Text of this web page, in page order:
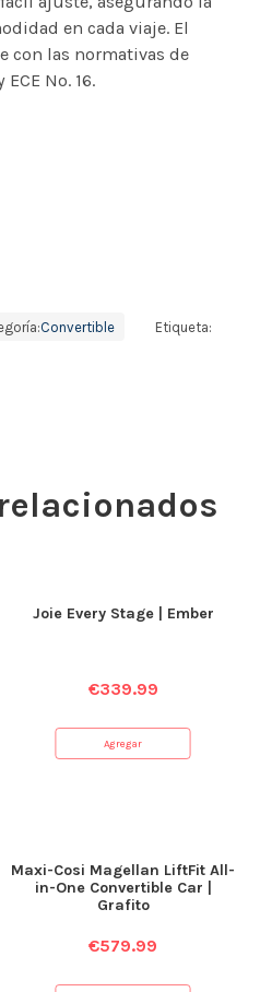
en cada viaje. El
con las normativas de
No. 16.
Convertible Etiqueta:
Joie Every Stage | Ember
€339.99
Agregar
Maxi-Cosi Magellan LiftFit All-
in-One Convertible Car |
Grafito
€579.99